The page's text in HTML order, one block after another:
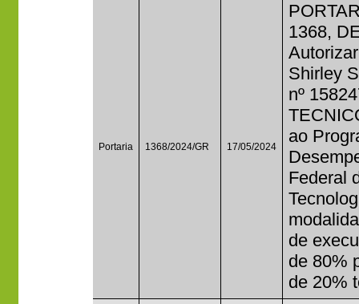
Portaria 1368/2024/GR 17/05/2024
1368,
Shirley
nº
ao
Federal
de
de 80%
de 20%